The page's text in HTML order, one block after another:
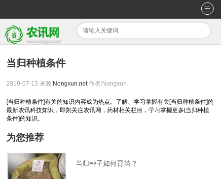
当归种植条件
2019-07-13 来源:Nongxun.net 作者:Nongxun
[当归种植条件]有关的知识内容成为热点。了解、学习掌握有关[当归种植条件]的
最新农讯科技知识，即刻关注农讯网，药材相关栏目，学习掌握更多[当归种植
条件]的知识。
为您推荐
当归种子如何育苗？